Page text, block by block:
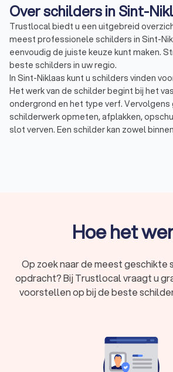
Over schilders in Sint-
Trustlocal biedt u een uitgebreid
meest professionele schilders in Sint-
eenvoudig de juiste keuze kunt maken.
beste schilders in uw regio.
In Sint-Niklaas kunt u schilders vinden
Het werk van de schilder begint bij het
ondergrond en het type verf.
schilderwerk opmeten, afplakken,
slot verven. Een schilder kan zowel
buitenschilder hoger door het
schilders in Sint-Niklaas hebben een
score van een undefined. Welke schilder
Trustlocal maakt u een goede keuze
schilders vergelijken en het
Hoe het
Op zoek naar de meest geschikte
opdracht? Bij Trustlocal vraagt u
voorstellen op bij de beste